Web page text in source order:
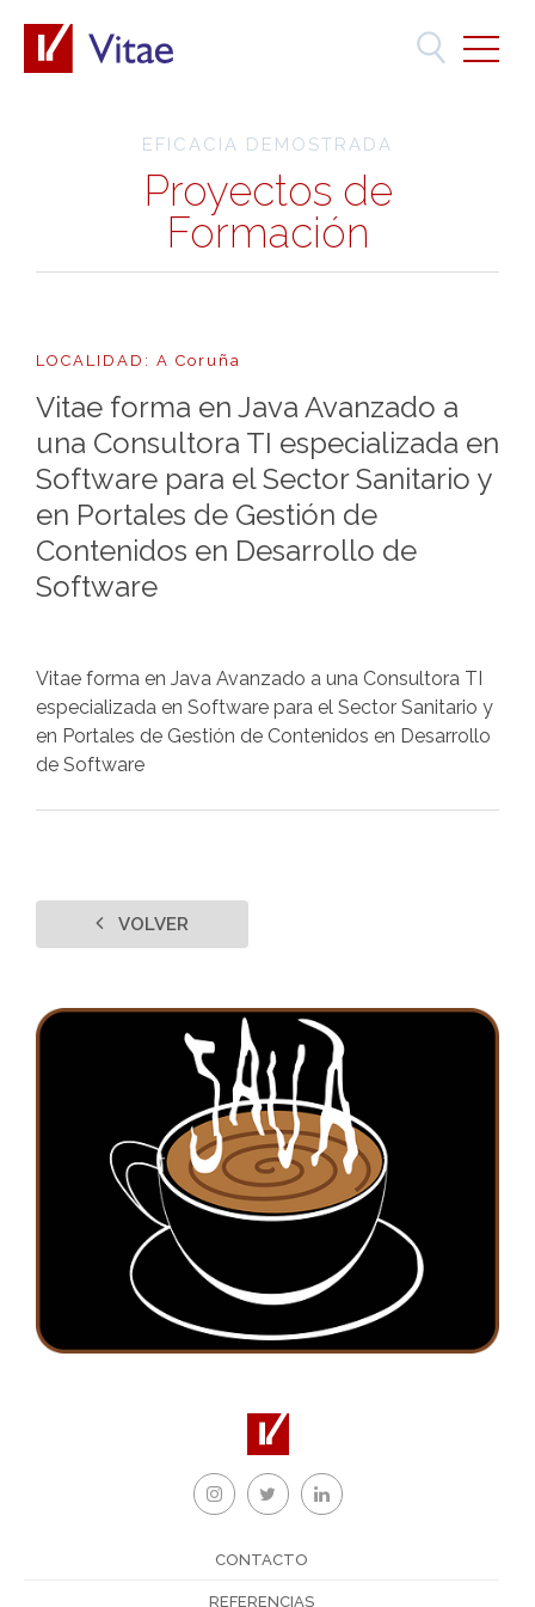
EFICACIA DEMOSTRADA
Proyectos de
Formación
LOCALIDAD: A Coruña
Vitae forma en Java Avanzado a
una Consultora TI especializada en
Software para el Sector Sanitario y
en Portales de Gestión de
Contenidos en Desarrollo de
Software
Vitae forma en Java Avanzado a una Consultora TI
especializada en Software para el Sector Sanitario y
en Portales de Gestión de Contenidos en Desarrollo
de Software
VOLVER
CONTACTO
REFERENCIAS